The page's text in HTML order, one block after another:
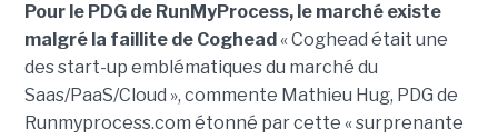
Pour le PDG de RunMyProcess, le marché existe
malgré la faillite de Coghead« Coghead était une
des start-up emblématiques du marché du
Saas/PaaS/Cloud », commente Mathieu Hug, PDG de
Runmyprocess.com étonné par cette « surprenante